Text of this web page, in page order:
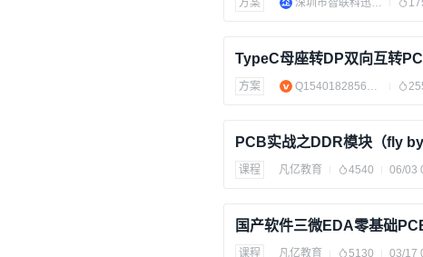
计算公式：
方案 深圳市智联科迅科技有限公司
TypeC母座转DP双向互转
方案 Q1540182856方案电路
PCB实战之DDR模块（fly by
课程 凡亿教育 4540 06/03
国产软件三微EDA零基础
课程 凡亿教育 5130 03/17